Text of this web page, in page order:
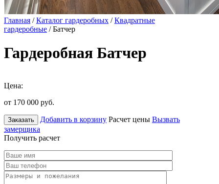
Главная /Каталог гардеробных /Квадратные
гардеробные / Батчер
Гардеробная Батчер
Цена:
от 170 000 руб.
Заказать Добавить в корзину Расчет цены Вызвать
замерщика
Получить расчет